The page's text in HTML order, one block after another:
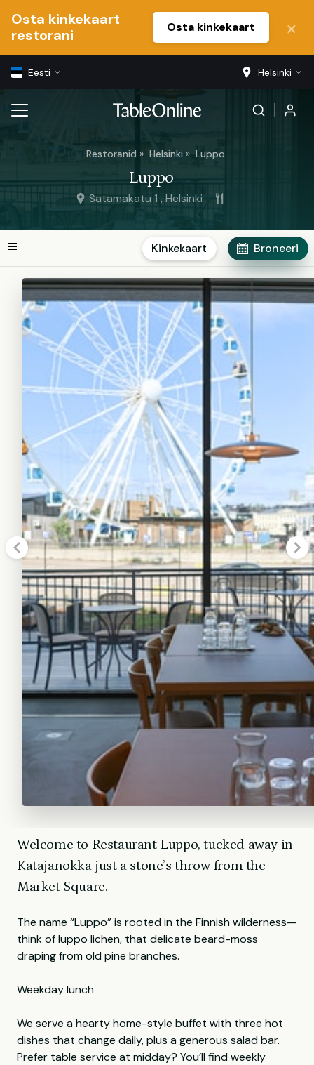
Osta kinkekaart
restorani
Osta kinkekaart
Eesti Helsinki
Restoranid Helsinki Luppo
Luppo
Satamakatu 1 , Helsinki
Broneeri
Kinkekaart
Welcome to Restaurant Luppo, tucked away in
Katajanokka just a stone’s throw from the
Market Square.
The name “Luppo” is rooted in the Finnish wilderness—
think of luppo lichen, that delicate beard-moss
draping from old pine branches.
Weekday lunch
We serve a hearty home-style buffet with three hot
dishes that change daily, plus a generous salad bar.
Prefer table service at midday? You’ll find weekly